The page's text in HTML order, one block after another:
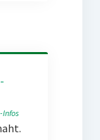
Infos